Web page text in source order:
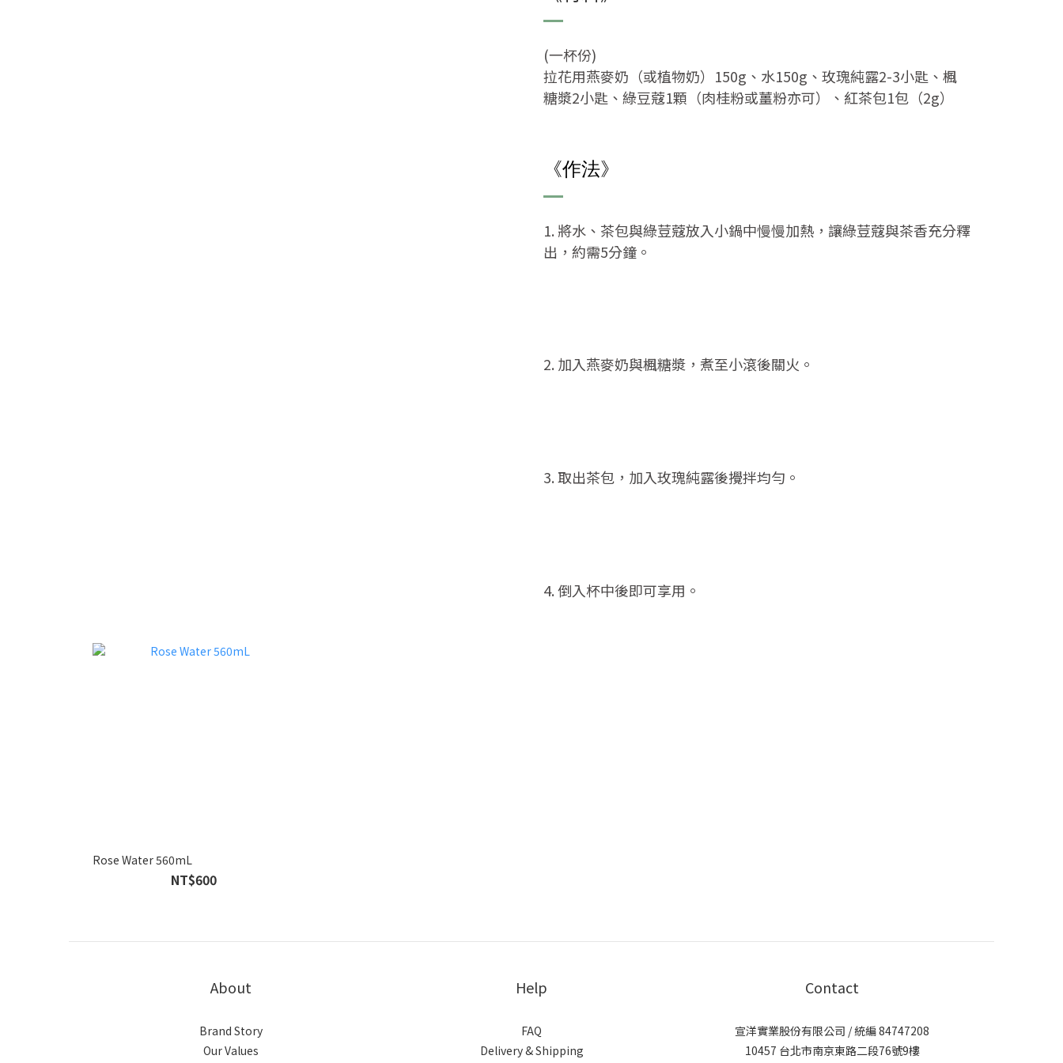
(一杯份)
拉花用燕麥奶（或植物奶）150g、水150g、玫瑰純露2-3小匙、楓
糖漿2小匙、綠豆蔻1顆（肉桂粉或薑粉亦可）、紅茶包1包（2g）
《作法》
1. 將水、茶包與綠荳蔻放入小鍋中慢慢加熱，讓綠荳蔻與茶香充分釋
出，約需5分鐘。
2. 加入燕麥奶與楓糖漿，煮至小滾後關火。
3. 取出茶包，加入玫瑰純露後攪拌均勻。
4. 倒入杯中後即可享用。
Rose Water 560mL
NT$600
About
Brand Story
Our Values
Help
FAQ
Delivery & Shipping
Contact
宣洋實業股份有限公司 / 統編 84747208
10457 台北市南京東路二段76號9樓